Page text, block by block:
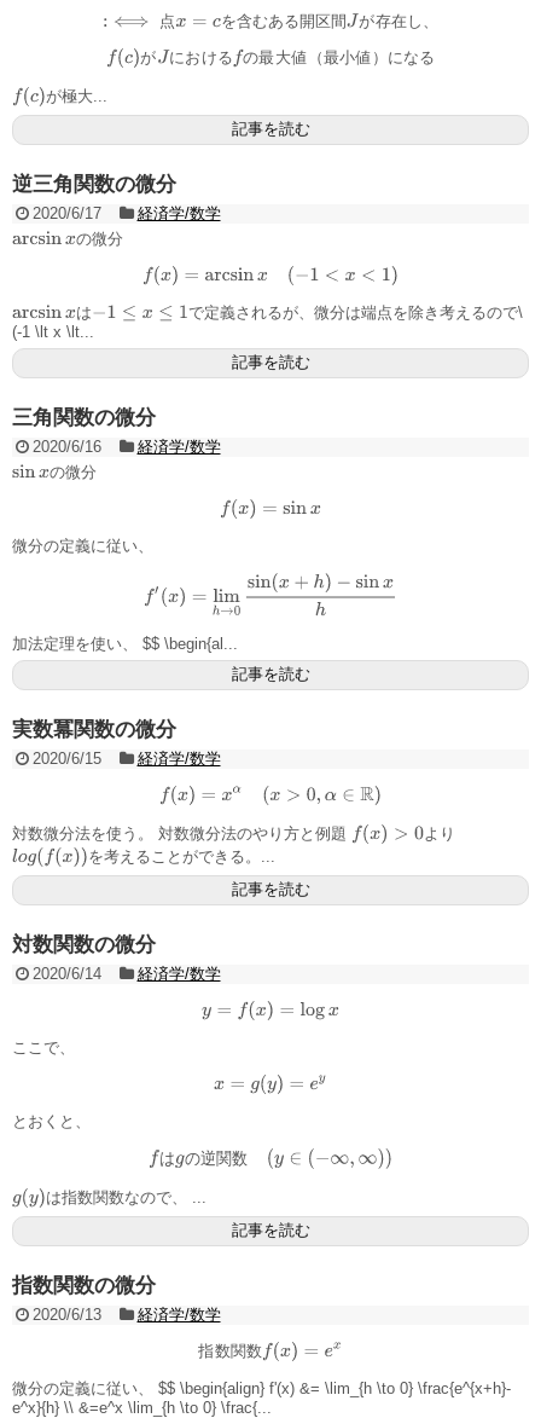
点 を含むある開区間 が存在し
:⟺ 点x= cを含むある開区間Jが存在し、
が における の最大値 （最小値 ） になる
f(c)がJにおけるf の最大値（ 最小値）になる
f(c)
が極大...
記事を読む
逆三角関数の微分
2020/6/17
経済学/数学
arcsinx
の微分
f (x)=arcsin − 1<x <1
arcsinx は −1≤ x≤1
で定義されるが、微分は端点を除き考えるので\
(-1 \lt x \lt...
記事を読む
三角関数の微分
2020/6/16
経済学/数学
sinx の微分
f(x =sinx
微分の定義に従い、
→0sin(x+h)−sinxh
加法定理を使い、 $$ \begin{al...
記事を読む
実数冪関数の微分
2020/6/15 経済学/数学
f( x)= (x> 0,α ∈R)
対数微分法を使う。 対数微分法のやり方と例題 f(x)>0
より
log(f x) )
を考えることができる。...
記事を読む
対数関数の微分
2020/6/14
経済学/数学
=f (x )=logx
ここで、
x=g(y)= ey
とおくと、
は の逆関数
fはgの逆 数(y∈ −∞,∞))
g(y) は指数関数なので、 ...
記事を読む
指数関数の微分
2020/6/13 経済学/数学
指数関数
指数関 数f(x) =e x
微分の定義に従い、 $$ \begin{align} f'(x) &= \lim_{h \to 0} \frac{e^{x+h}-
e^x}{h} \\ &=e^x \lim_{h \to 0} \frac{...